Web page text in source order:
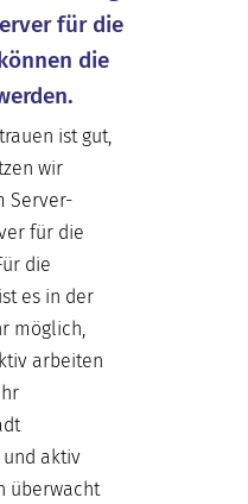
für die
die
ist gut,
wir
Server-
für die
die
es in der
möglich,
arbeiten
aktiv
überwacht